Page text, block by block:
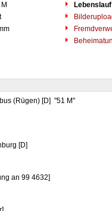
Lebenslauf
(Rügen) [D] "51 M"
[D]
an 99 4632]